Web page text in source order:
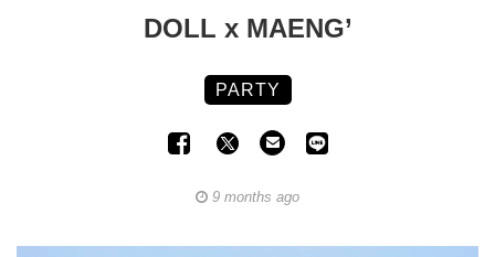
DOLL x MAENG’
PARTY
9 months ago